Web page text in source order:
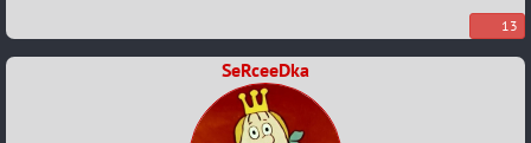
13
SeRceeDka